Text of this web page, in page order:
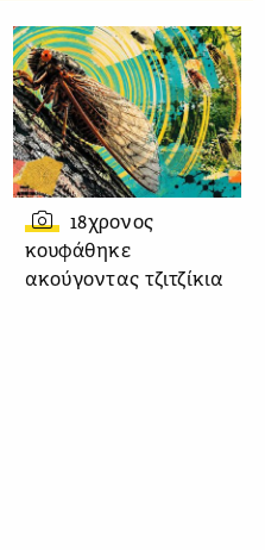
18χρονος
κουφάθηκε
ακούγοντας τζιτζίκια